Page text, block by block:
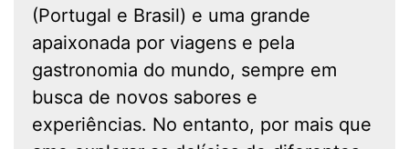
(Portugal e Brasil) e uma grande
apaixonada por viagens e pela
gastronomia do mundo, sempre em
busca de novos sabores e
experiências. No entanto, por mais que